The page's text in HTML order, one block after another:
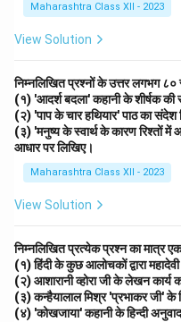
Maharashtra Class XII - 2023
View Solution
निम्नलिखित प्रश्नों के उत्तर लगभग
(१) 'आदर्श बदला' कहानी के शीर्षक की
(२) 'पाप के चार हथियार' पाठ का संदेश
(३) 'मनुष्य के स्वार्थ के कारण रिश्तों में
आधार पर लिखिए।
Maharashtra Class XII - 2023
View Solution
निम्नलिखित प्रत्येक प्रश्न का मात्र
(१) हिंदी के कुछ आलोचकों द्वारा महादेवी
(२) आशारानी व्होरा जी के लेखन कार्य
(३) कन्हैयालाल मिश्र 'प्रभाकर जी' के
(४) 'कोखजाया' कहानी के हिन्दी